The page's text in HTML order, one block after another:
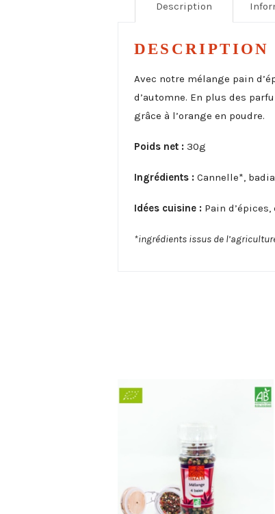
Description
DESCRIPTION
Avec notre mélange pain
d’automne. En plus des
grâce à l’orange en poudre.
Poids net :30g
Ingrédients : Cannelle*,
Idées cuisine : Pain
*ingrédients issus de